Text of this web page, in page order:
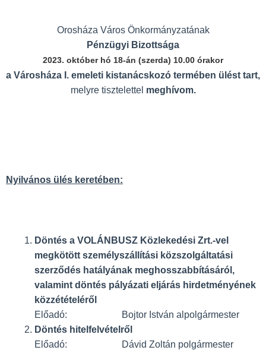
Orosháza Város Önkormányzatának
Pénzügyi Bizottsága
2023. október hó 18-án (szerda) 10.00 órakor
a Városháza I. emeleti kistanácskozó termében ülést tart,
melyre tisztelettel meghívom.
Nyilvános ülés keretében:
Döntés a VOLÁNBUSZ Közlekedési Zrt.-vel
megkötött személyszállítási közszolgáltatási
szerződés hatályának meghosszabbításáról,
valamint döntés pályázati eljárás hirdetményének
közzétételéről
Előadó: Bojtor István alpolgármester
Döntés hitelfelvételről
Előadó: Dávid Zoltán polgármester